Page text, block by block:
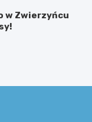
w Zwierzyńcu